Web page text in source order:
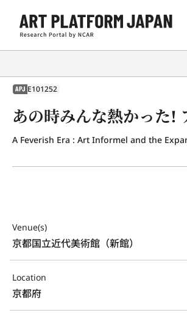
APJ E101252
Venue(s)
京都国立近代美術館（新館）
Location
京都府